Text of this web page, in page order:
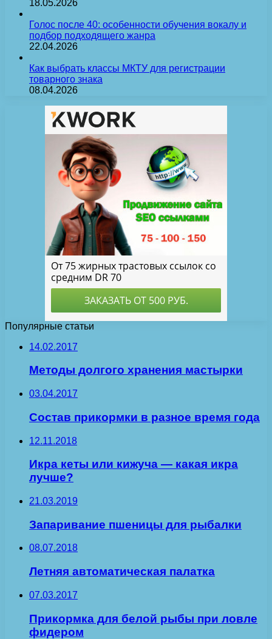
18.05.2026
Голос после 40: особенности обучения вокалу и
подбор подходящего жанра
22.04.2026
Как выбрать классы МКТУ для регистрации
товарного знака
08.04.2026
Популярные статьи
14.02.2017
Методы долгого хранения мастырки
03.04.2017
Состав прикормки в разное время года
12.11.2018
Икра кеты или кижуча — какая икра
лучше?
21.03.2019
Запаривание пшеницы для рыбалки
08.07.2018
Летняя автоматическая палатка
07.03.2017
Прикормка для белой рыбы при ловле
фидером